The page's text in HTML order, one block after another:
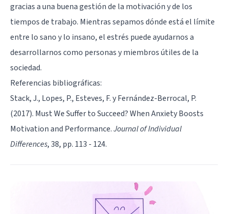
gracias a una buena gestión de la motivación y de los
tiempos de trabajo. Mientras sepamos dónde está el límite
entre lo sano y lo insano, el estrés puede ayudarnos a
desarrollarnos como personas y miembros útiles de la
sociedad.
Referencias bibliográficas:
Stack, J., Lopes, P., Esteves, F. y Fernández-Berrocal, P.
(2017). Must We Suffer to Succeed? When Anxiety Boosts
Motivation and Performance.Journal of Individual
Differences, 38, pp. 113 - 124.